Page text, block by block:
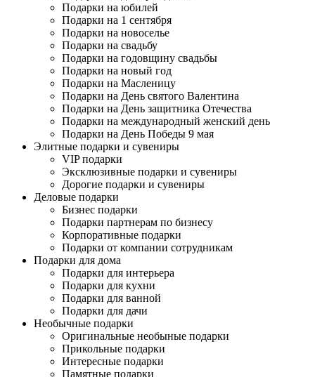
Подарки на юбилей
Подарки на 1 сентября
Подарки на новоселье
Подарки на свадьбу
Подарки на годовщину свадьбы
Подарки на новый год
Подарки на Масленицу
Подарки на День святого Валентина
Подарки на День защитника Отечества
Подарки на международный женский день
Подарки на День Победы 9 мая
Элитные подарки и сувениры
VIP подарки
Эксклюзивные подарки и сувениры
Дорогие подарки и сувениры
Деловые подарки
Бизнес подарки
Подарки партнерам по бизнесу
Корпоративные подарки
Подарки от компании сотрудникам
Подарки для дома
Подарки для интерьера
Подарки для кухни
Подарки для ванной
Подарки для дачи
Необычные подарки
Оригинальные необыные подарки
Прикольные подарки
Интересные подарки
Памятные подарки